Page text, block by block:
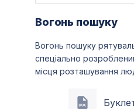
Вогонь пошуку
Вогонь пошуку
спеціально
місця розташування